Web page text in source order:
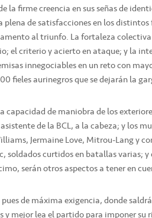
la firme creencia en sus señas de
plena de satisfacciones en los
al triunfo. La fortaleza
el criterio y acierto en ataque; y la
innegociables en un reto con
fieles aurinegros que se dejarán la
capacidad de maniobra de los
de la BCL, a la cabeza; y los
Jermaine Love, Mitrou-Lang y
soldados curtidos en batallas varias;
serán otros aspectos a tener en
de máxima exigencia, donde
y mejor lea el partido para imponer su